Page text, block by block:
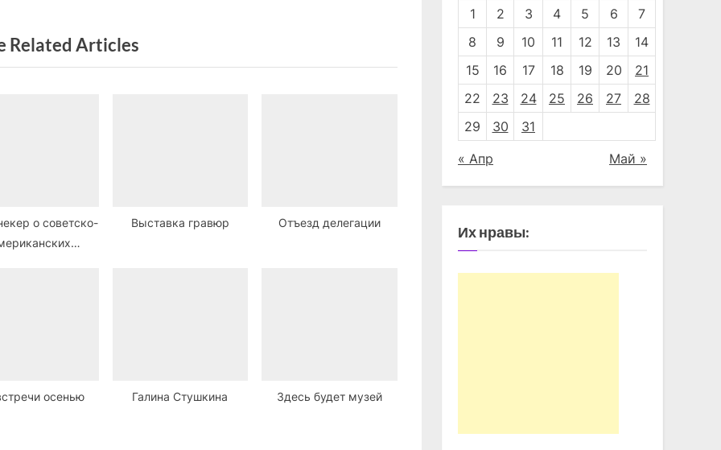
Related Articles
о советско-
Выставка гравюр Отъезд делегации
осенью Галина Стушкина Здесь будет музей
1
2 3 4 5 6
7
8
9 10 11 12 13
14
15
16 17 18 19 20
21
22
23 24 25 26 27
28
29
30 31
« Апр Май »
Их нравы: